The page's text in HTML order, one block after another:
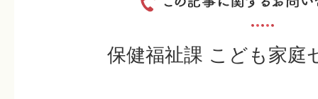
保健福祉課 こども家庭